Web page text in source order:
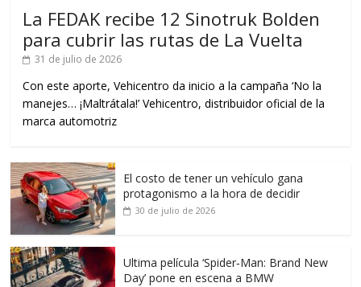
La FEDAK recibe 12 Sinotruk Bolden
para cubrir las rutas de La Vuelta
31 de julio de 2026
Con este aporte, Vehicentro da inicio a la campaña ‘No la
manejes… ¡Maltrátala!’ Vehicentro, distribuidor oficial de la
marca automotriz
El costo de tener un vehículo gana
protagonismo a la hora de decidir
30 de julio de 2026
Ultima película ‘Spider‑Man: Brand New
Day’ pone en escena a BMW